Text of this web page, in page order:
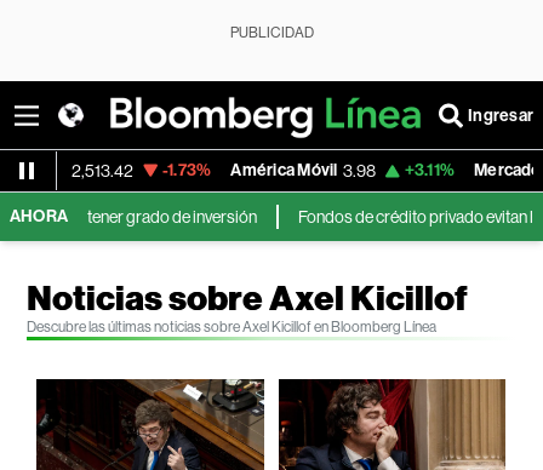
PUBLICIDAD
Ingresar
-1.73% América Móvil 3.98 +3.11% MercadoLibre 1,821.795
AHORAde inversión Fondos de crédito privado evitan los peores temores
Noticias sobre Axel Kicillof
Descubre las últimas noticias sobre Axel Kicillof en Bloomberg Línea